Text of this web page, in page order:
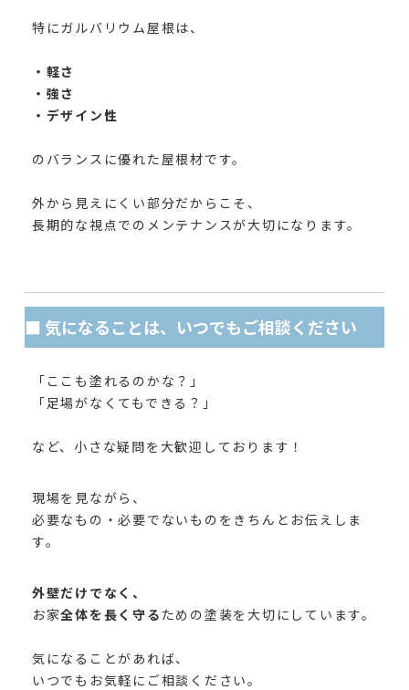
特にガルバリウム屋根は、
・軽さ
・強さ
・デザイン性
のバランスに優れた屋根材です。
外から見えにくい部分だからこそ、
長期的な視点でのメンテナンスが大切になります。
■ 気になることは、いつでもご相談ください
「ここも塗れるのかな？」
「足場がなくてもできる？」
など、小さな疑問を大歓迎しております！
現場を見ながら、
必要なもの・必要でないものをきちんとお伝えしま
す。
外壁だけでなく、
お家全体を長く守る ための塗装を大切にしています。
気になることがあれば、
いつでもお気軽にご相談ください。